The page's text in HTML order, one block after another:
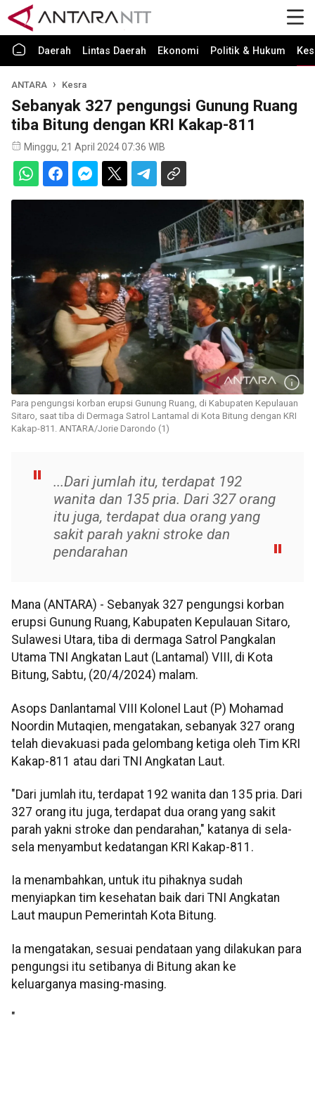
Daerah Lintas Daerah Ekonomi Politik & Hukum
ANTARA Kesra
Sebanyak 327 pengungsi Gunung Ruang
tiba Bitung dengan KRI Kakap-811
Minggu, 21 April 2024 07:36 WIB
Para pengungsi korban erupsi Gunung Ruang, di Kabupaten Kepulauan
Sitaro, saat tiba di Dermaga Satrol Lantamal di Kota Bitung dengan KRI
Kakap-811. ANTARA/Jorie Darondo (1)
...Dari jumlah itu, terdapat 192
wanita dan 135 pria. Dari 327 orang
itu juga, terdapat dua orang yang
sakit parah yakni stroke dan
pendarahan
Mana (ANTARA) - Sebanyak 327 pengungsi korban
erupsi Gunung Ruang, Kabupaten Kepulauan Sitaro,
Sulawesi Utara, tiba di dermaga Satrol Pangkalan
Utama TNI Angkatan Laut (Lantamal) VIII, di Kota
Bitung, Sabtu, (20/4/2024) malam.
Asops Danlantamal VIII Kolonel Laut (P) Mohamad
Noordin Mutaqien, mengatakan, sebanyak 327 orang
telah dievakuasi pada gelombang ketiga oleh Tim KRI
Kakap-811 atau dari TNI Angkatan Laut.
"Dari jumlah itu, terdapat 192 wanita dan 135 pria. Dari
327 orang itu juga, terdapat dua orang yang sakit
parah yakni stroke dan pendarahan," katanya di sela-
sela menyambut kedatangan KRI Kakap-811.
Ia menambahkan, untuk itu pihaknya sudah
menyiapkan tim kesehatan baik dari TNI Angkatan
Laut maupun Pemerintah Kota Bitung.
Ia mengatakan, sesuai pendataan yang dilakukan para
pengungsi itu setibanya di Bitung akan ke
keluarganya masing-masing.
"